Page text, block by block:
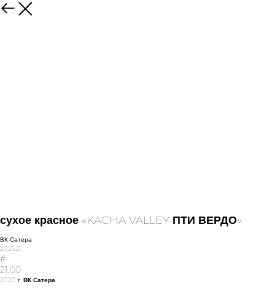
сухое красное «KACHA VALLEY ПТИ ВЕРДО»
ВК Сатера
2025.21
#
21,00
2020 г. ВК Сатера